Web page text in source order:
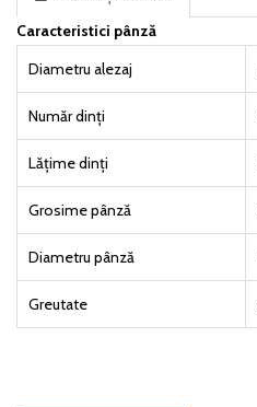
Caracteristici pânză
Diametru alezaj
Număr dinți
Lățime dinți
Grosime pânză
Diametru pânză
Greutate